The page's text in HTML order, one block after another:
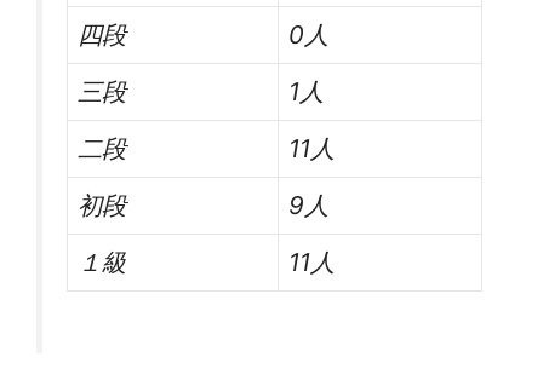
四段
0人
三段
1人
二段
11人
初段
9人
１級
11人